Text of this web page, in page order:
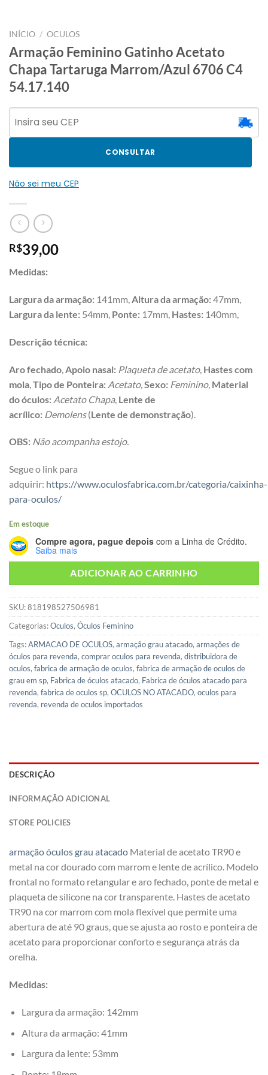
INÍCIO / OCULOS
Armação Feminino Gatinho Acetato
Chapa Tartaruga Marrom/Azul 6706 C4
54.17.140
CONSULTAR
Não sei meu CEP
R$39,00
Medidas:
Largura da armação: 141mm,Altura da armação:47mm,
Largura da lente: 54mm, Ponte: 17mm, Hastes: 140mm,
Descrição técnica:
Aro fechado Apoio nasal: Plaqueta de acetato, Hastes com
mola Tipo de Ponteira: Acetato, Sexo: Feminino, Material
do óculos: Acetato Chapa, Lente de
acrílico: Demolens(Lente de demonstração).
OBS: Não acompanha estojo.
Segue o link para
adquirir: https://www.oculosfabrica.com.br/categoria/caixinha-
para-oculos/
Em estoque
Compre agora, pague depois com a Linha de Crédito.
Saiba mais
ADICIONAR AO CARRINHO
SKU:818198527506981
Categorias:Oculos, Óculos Feminino
Tags:ARMACAO DE OCULOS, armação grau atacado, armações de
óculos para revenda, comprar oculos para revenda, distribuidora de
oculos, fabrica de armação de oculos, fabrica de armação de oculos de
grau em sp, Fabrica de óculos atacado, Fabrica de óculos atacado para
revenda, fabrica de oculos sp, OCULOS NO ATACADO, oculos para
revenda, revenda de oculos importados
DESCRIÇÃO
INFORMAÇÃO ADICIONAL
STORE POLICIES
armação óculos grau atacado Material de acetato TR90 e
metal na cor dourado com marrom e lente de acrílico. Modelo
frontal no formato retangular e aro fechado, ponte de metal e
plaqueta de silicone na cor transparente. Hastes de acetato
TR90 na cor marrom com mola flexível que permite uma
abertura de até 90 graus, que se ajusta ao rosto e ponteira de
acetato para proporcionar conforto e segurança atrás da
orelha.
Medidas:
Largura da armação: 142mm
Altura da armação: 41mm
Largura da lente: 53mm